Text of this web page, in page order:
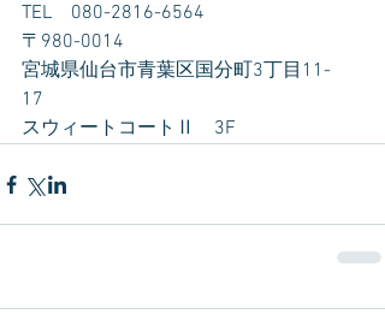
TEL　080-2816-6564
〒980-0014
宮城県仙台市青葉区国分町3丁目11-
17
スウィートコートⅡ　3F